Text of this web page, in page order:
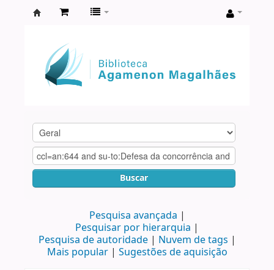
Agamenon
Magalhães
Buscar
Pesquisa avançada
Pesquisar por hierarquia
Pesquisa de autoridade
Nuvem de tags
Mais popular
Sugestões de aquisição